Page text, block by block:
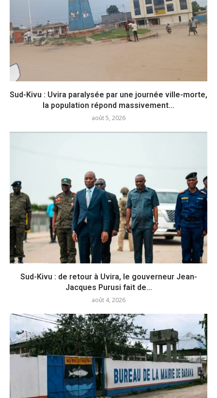
Sud-Kivu : Uvira paralysée par une journée ville-morte,
la population répond massivement...
août 5, 2026
Sud-Kivu : de retour à Uvira, le gouverneur Jean-
Jacques Purusi fait de...
août 4, 2026